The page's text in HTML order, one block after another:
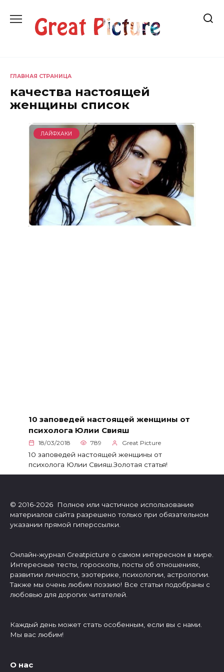
содержанию
ГЛАВНАЯ СТРАНИЦА
качества настоящей
женщины список
ЛАЙФХАКИ
10 заповедей настоящей женщины от
психолога Юлии Свияш
18/03/2018 789 Great Picture
10 заповедей настоящей женщины от
психолога Юлии Свияш.Золотая статья!
© 2016-2026 Полное или частичное использование
материалов сайта разрешено только при обязательном
указании прямой гиперссылки.
Онлайн-журнал Greatpicture о самом интересном в мире.
Интересные тесты, гороскопы, посты об отношениях,
развитии личности, эзотерике, психологии, астрологии.
Также мы очень любим поэзию! Все статьи подобраны с
любовью для дорогих читателей.
Каждый день может стать особенным, если вы с нами.
Мы вас любим!
О нас